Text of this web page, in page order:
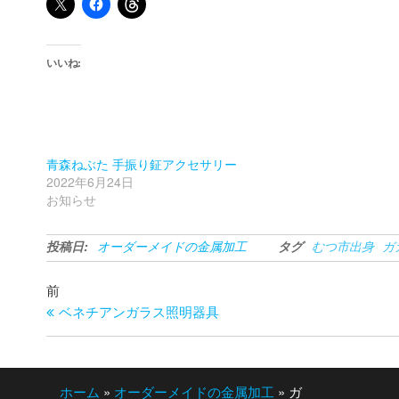
いいね:
青森ねぶた 手振り鉦アクセサリー
2022年6月24日
お知らせ
投稿日: オーダーメイドの金属加工 タグ むつ市出身 ガ
投
稿
ビ
過
去
の
前
ベネチアンガラス照明器具
ホーム » オーダーメイドの金属加工 » ガ